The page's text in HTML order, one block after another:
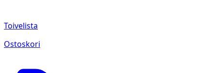
Toivelista
Ostoskori